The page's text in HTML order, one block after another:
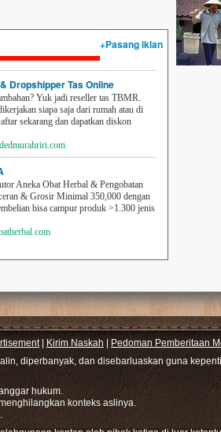
+Pasang iklan
Dropshipper Tas Online
Yuk jadi reseller tas TBMR.
siapa saja dari rumah atau di
sekarang dan dapatkan diskon
Aneka Obat Herbal & Pengobatan
& Grosir Minimal 350,000 dengan
bisa campur produk >1.300 jenis
| Kirim Naskah
Pedoman Pemberitaan
diperbanyak, dan disebarluaskan guna
hukum.
konteks aslinya.